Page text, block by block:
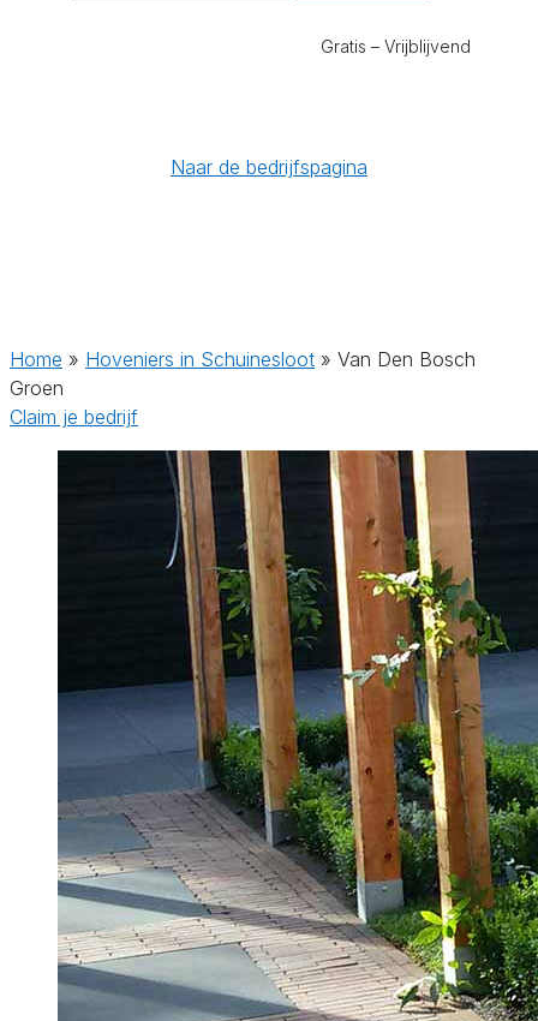
Gratis – Vrijblijvend
Naar de bedrijfspagina
Home » Hoveniers in Schuinesloot » Van Den Bosch
Groen
Claim je bedrijf